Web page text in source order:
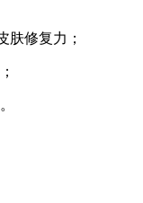
肤修复力；